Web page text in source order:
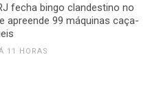
fecha bingo clandestino no
apreende 99 máquinas caça-
11 HORAS